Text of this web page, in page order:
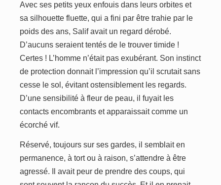
Avec ses petits yeux enfouis dans leurs orbites et
sa silhouette fluette, qui a fini par être trahie par le
poids des ans, Salif avait un regard dérobé.
D’aucuns seraient tentés de le trouver timide !
Certes ! L’homme n’était pas exubérant. Son instinct
de protection donnait l’impression qu’il scrutait sans
cesse le sol, évitant ostensiblement les regards.
D’une sensibilité à fleur de peau, il fuyait les
contacts encombrants et apparaissait comme un
écorché vif.
Réservé, toujours sur ses gardes, il semblait en
permanence, à tort ou à raison, s’attendre à être
agressé. Il avait peur de prendre des coups, qui